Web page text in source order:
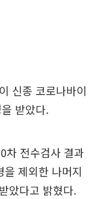
신종 코로나바이
받았다.
차 전수검사 결과
제외한 나머지
았다고 밝혔다.